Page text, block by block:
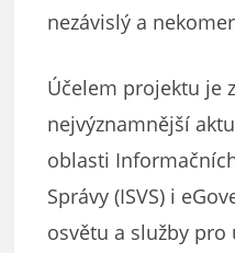
nezávislý a
Účelem projektu je
nejvýznamnější
oblasti
Správy (ISVS) i
osvětu a služby pro